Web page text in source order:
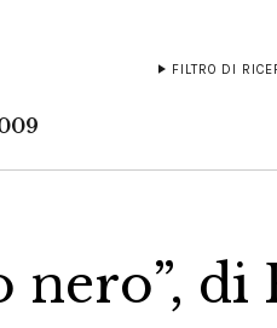
FILTRO DI
nero”, di